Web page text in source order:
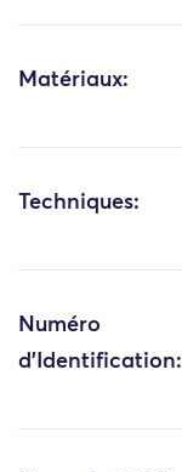
Matériaux:
Techniques:
Numéro
d'Identification: